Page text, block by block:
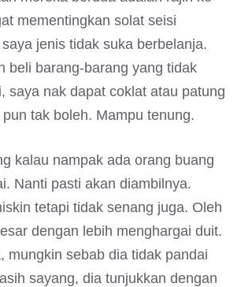
mementingkan solat seisi
jenis tidak suka berbelanja.
beli barang-barang yang tidak
saya nak dapat coklat atau patung
tak boleh. Mampu tenung.
kalau nampak ada orang buang
Nanti pasti akan diambilnya.
tetapi tidak senang juga. Oleh
dengan lebih menghargai duit.
mungkin sebab dia tidak pandai
sayang, dia tunjukkan dengan